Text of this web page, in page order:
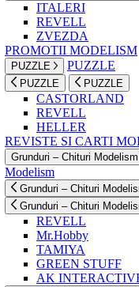
ITALERI
REVELL
ZVEZDA
PROMOTII MODELISM
PUZZLE PUZZLE
PUZZLE PUZZLE
CASTORLAND
REVELL
HELLER
REVISTE SI CARTI
Grunduri – Chituri Modelism
Modelism
Grunduri – Chituri
Grunduri – Chituri
REVELL
Mr.Hobby
TAMIYA
GREEN STUFF
AK